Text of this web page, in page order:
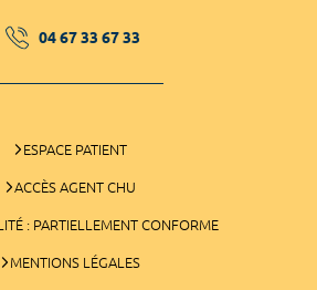
04 67 33 67 33
ESPACE PATIENT
ACCÈS AGENT CHU
: PARTIELLEMENT CONFORME
MENTIONS LÉGALES